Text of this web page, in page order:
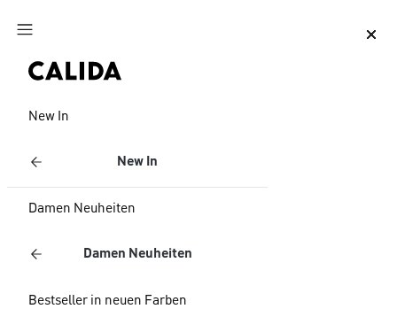
Zum Hauptinhalt springen
New In
New In
Damen Neuheiten
Damen Neuheiten
Bestseller in neuen Farben